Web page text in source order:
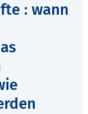
: wann